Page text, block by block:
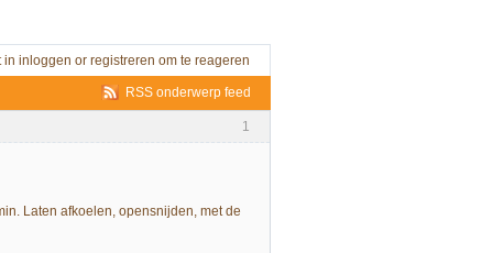
in inloggen or registreren om te reageren
RSS onderwerp feed
1
Laten afkoelen, opensnijden, met de